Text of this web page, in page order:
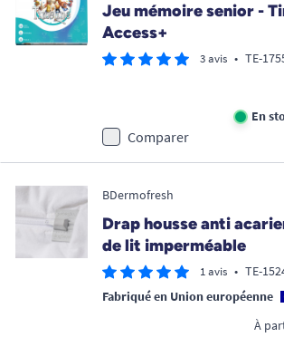
Jeu mémoire senior -
Access+
3 avis • TE-
En
Comparer
BDermofresh
Drap housse anti
de lit imperméable
1 avis • TE-
Fabriqué en Union européenne
À